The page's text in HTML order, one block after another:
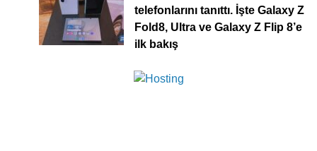
telefonlarını tanıttı. İşte Galaxy Z
Fold8, Ultra ve Galaxy Z Flip 8’e
ilk bakış